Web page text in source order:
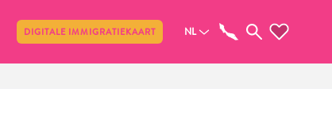
DIGITALE IMMIGRATIEKAART NL Delen